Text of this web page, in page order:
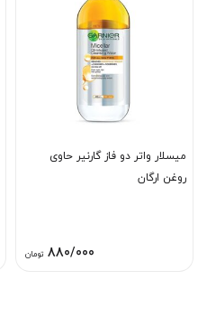
میسلار واتر دو فاز گارنیر حاوی
روغن ارگان
880/000 تومان